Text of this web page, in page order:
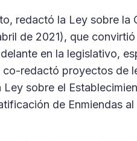
redactó la Ley sobre
de 2021), que
en la legislativo,
redactó proyectos de
sobre el
de Enmiendas